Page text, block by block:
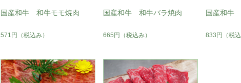
国産和牛 和牛モモ焼肉
571円 （税込み）
国産和牛 和牛バラ焼肉
665円 （税込み）
国産和牛
833円 （税